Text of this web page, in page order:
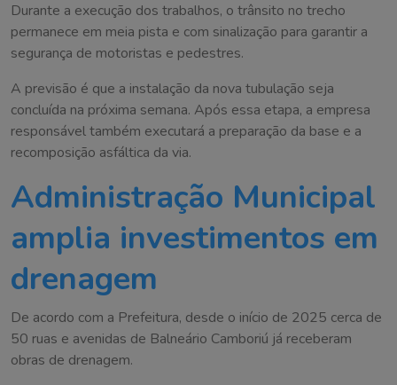
Durante a execução dos trabalhos, o trânsito no trecho
permanece em meia pista e com sinalização para garantir a
segurança de motoristas e pedestres.
A previsão é que a instalação da nova tubulação seja
concluída na próxima semana. Após essa etapa, a empresa
responsável também executará a preparação da base e a
recomposição asfáltica da via.
Administração Municipal
amplia investimentos em
drenagem
De acordo com a Prefeitura, desde o início de 2025 cerca de
50 ruas e avenidas de Balneário Camboriú já receberam
obras de drenagem.